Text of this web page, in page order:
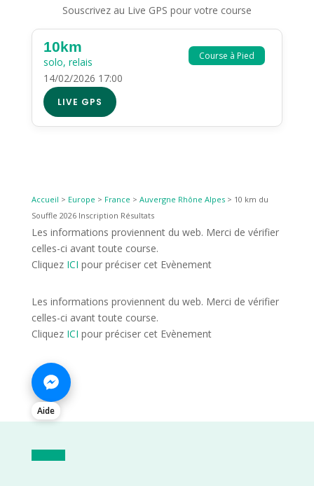
Souscrivez au Live GPS pour votre course
Course à Pied
10km
solo, relais
14/02/2026 17:00
LIVE GPS
Accueil > Europe > France > Auvergne Rhône Alpes> 10 km du
Souffle 2026 Inscription Résultats
Les informations proviennent du web. Merci de vérifier
celles-ci avant toute course.
Cliquez ICI pour préciser cet Evènement
Les informations proviennent du web. Merci de vérifier
celles-ci avant toute course.
Cliquez ICI pour préciser cet Evènement
Aide